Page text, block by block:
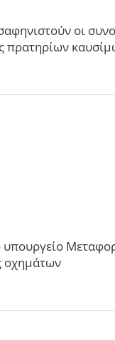
οι
πρατηρίων
οχημάτων